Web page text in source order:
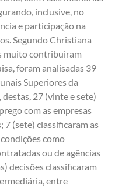
inclusive, no
e participação na
Segundo Christiana
muito contribuiram
foram analisadas 39
Superiores da
27 (vinte e sete)
com as empresas
7 (sete) classificaram as
como
ou de agências
decisões classificaram
entre